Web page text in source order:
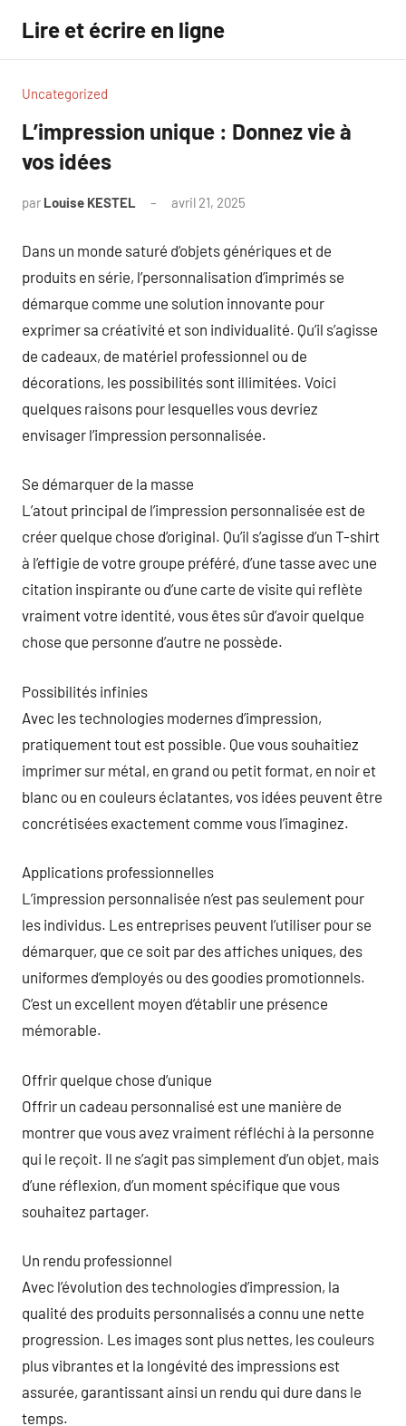
contenu
Lire et écrire en ligne
Uncategorized
L’impression unique : Donnez vie à
vos idées
par Louise KESTEL avril 21, 2025
Dans un monde saturé d’objets génériques et de
produits en série, l’personnalisation d’imprimés se
démarque comme une solution innovante pour
exprimer sa créativité et son individualité. Qu’il s’agisse
de cadeaux, de matériel professionnel ou de
décorations, les possibilités sont illimitées. Voici
quelques raisons pour lesquelles vous devriez
envisager l’impression personnalisée.
Se démarquer de la masse
L’atout principal de l’impression personnalisée est de
créer quelque chose d’original. Qu’il s’agisse d’un T-shirt
à l’effigie de votre groupe préféré, d’une tasse avec une
citation inspirante ou d’une carte de visite qui reflète
vraiment votre identité, vous êtes sûr d’avoir quelque
chose que personne d’autre ne possède.
Possibilités infinies
Avec les technologies modernes d’impression,
pratiquement tout est possible. Que vous souhaitiez
imprimer sur métal, en grand ou petit format, en noir et
blanc ou en couleurs éclatantes, vos idées peuvent être
concrétisées exactement comme vous l’imaginez.
Applications professionnelles
L’impression personnalisée n’est pas seulement pour
les individus. Les entreprises peuvent l’utiliser pour se
démarquer, que ce soit par des affiches uniques, des
uniformes d’employés ou des goodies promotionnels.
C’est un excellent moyen d’établir une présence
mémorable.
Offrir quelque chose d’unique
Offrir un cadeau personnalisé est une manière de
montrer que vous avez vraiment réfléchi à la personne
qui le reçoit. Il ne s’agit pas simplement d’un objet, mais
d’une réflexion, d’un moment spécifique que vous
souhaitez partager.
Un rendu professionnel
Avec l’évolution des technologies d’impression, la
qualité des produits personnalisés a connu une nette
progression. Les images sont plus nettes, les couleurs
plus vibrantes et la longévité des impressions est
assurée, garantissant ainsi un rendu qui dure dans le
temps.